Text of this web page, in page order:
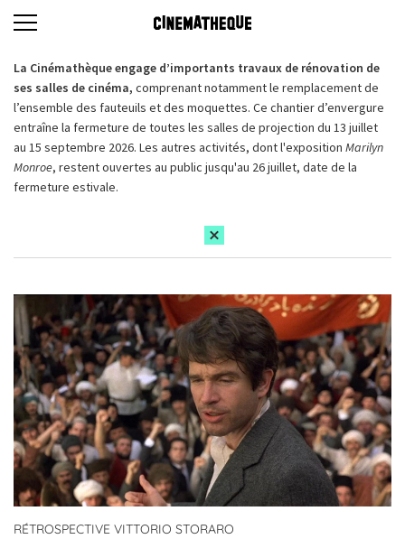
La Cinémathèque engage d’importants travaux de rénovation de
ses salles de cinéma, comprenant notamment le remplacement de
l’ensemble des fauteuils et des moquettes. Ce chantier d’envergure
entraîne la fermeture de toutes les salles de projection du 13 juillet
au 15 septembre 2026. Les autres activités, dont l'exposition Marilyn
Monroe, restent ouvertes au public jusqu'au 26 juillet, date de la
fermeture estivale.
RÉTROSPECTIVE VITTORIO STORARO